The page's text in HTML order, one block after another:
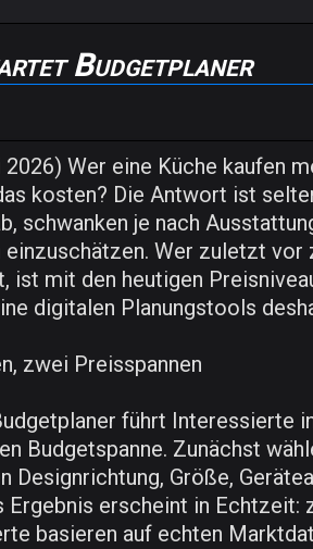
Budgetplaner
2026) Wer eine Küche kaufen
kosten? Die Antwort ist
schwanken je nach
Wer zuletzt vor
ist mit den heutigen
digitalen Planungstools
zwei Preisspannen
führt Interessierte
Budgetspanne. Zunächst
Designrichtung, Größe,
erscheint in
basieren auf echten